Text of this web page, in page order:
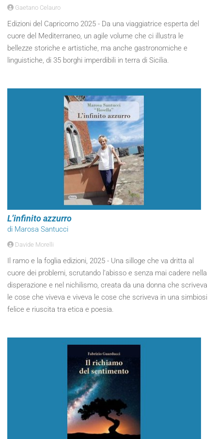
Gaetano Celauro
Edizioni del Capricorno 2025 - Da una viaggiatrice esperta del
cuore del Mediterraneo, un agile volume che ci illustra le
bellezze storiche e artistiche, ma anche gastronomiche e
linguistiche, di 35 borghi imperdibili in terra di Sicilia.
L’infinito azzurro
di Marosa Santucci
Davide Morelli
Il ramo e la foglia edizioni, 2025 - Una silloge che va dritta al
cuore dei problemi, scrutando l’abisso e senza mai cadere nella
disperazione e nel nichilismo, creata da una donna che scriveva
le cose che viveva e viveva le cose che scriveva in una simbiosi
felice e riuscita tra etica e poesia.